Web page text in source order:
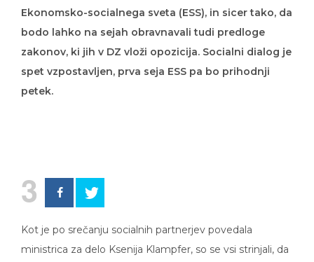
Ekonomsko-socialnega sveta (ESS), in sicer tako, da
bodo lahko na sejah obravnavali tudi predloge
zakonov, ki jih v DZ vloži opozicija. Socialni dialog je
spet vzpostavljen, prva seja ESS pa bo prihodnji
petek.
3
Kot je po srečanju socialnih partnerjev povedala
ministrica za delo Ksenija Klampfer, so se vsi strinjali, da